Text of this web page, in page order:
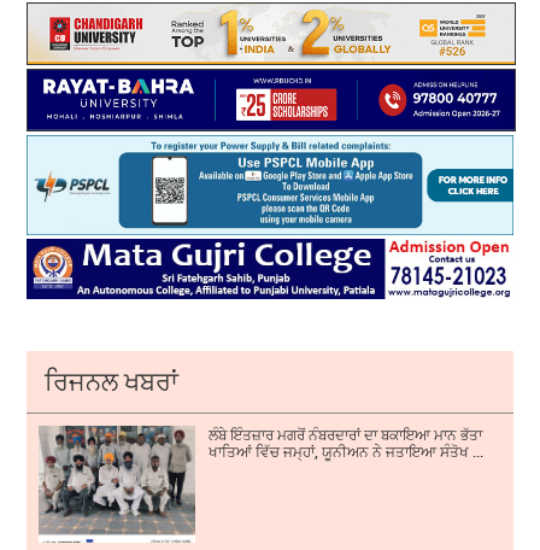
ਰਿਜਨਲ ਖਬਰਾਂ
ਲੰਬੇ ਇੰਤਜ਼ਾਰ ਮਗਰੋਂ ਨੰਬਰਦਾਰਾਂ ਦਾ ਬਕਾਇਆ ਮਾਨ ਭੱਤਾ
ਖਾਤਿਆਂ ਵਿੱਚ ਜਮ੍ਹਾਂ, ਯੂਨੀਅਨ ਨੇ ਜਤਾਇਆ ਸੰਤੋਖ ...